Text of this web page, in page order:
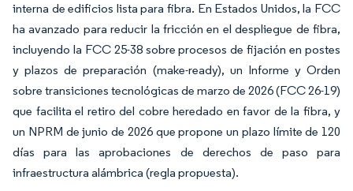
interna de edificios lista para fibra. En Estados Unidos, la FCC
ha avanzado para reducir la fricción en el despliegue de fibra,
incluyendo la FCC 25-38 sobre procesos de fijación en postes
y plazos de preparación (make-ready), un Informe y Orden
sobre transiciones tecnológicas de marzo de 2026 (FCC 26-19)
que facilita el retiro del cobre heredado en favor de la fibra, y
un NPRM de junio de 2026 que propone un plazo límite de 120
días para las aprobaciones de derechos de paso para
infraestructura alámbrica (regla propuesta).